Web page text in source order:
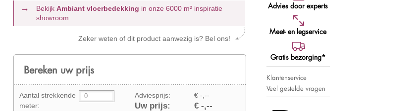
BekijkAmbiant vloerbedekking in onze 6000 m² inspiratie
showroom
Zeker weten of dit product aanwezig is? Bel ons!
Bereken uw prijs
Aantal strekkende
meter:
Adviesprijs: € -,--
Uw prijs: € -,--
Advies door experts
Meet- en legservice
Gratis bezorging*
Klantenservice
Veel gestelde vragen